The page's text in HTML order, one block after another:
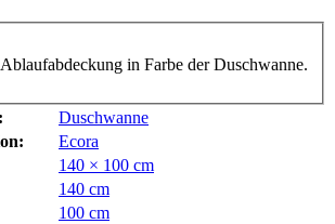
in Farbe der Duschwanne.
Duschwanne
Ecora
140 × 100 cm
140 cm
100 cm